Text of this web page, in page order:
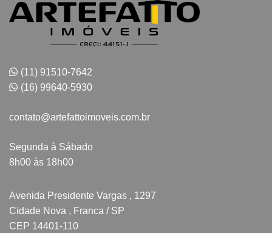
(11) 91510-7642
(16) 99640-5930
contato@artefattoimoveis.com.br
Segunda à Sábado
8h00 às 18h00
Avenida Presidente Vargas , 1297
Cidade Nova , Franca / SP
CEP 14401-110